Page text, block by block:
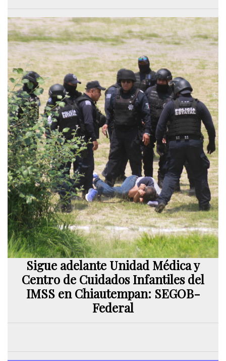
Sigue adelante Unidad Médica y
Centro de Cuidados Infantiles del
IMSS en Chiautempan: SEGOB-
Federal